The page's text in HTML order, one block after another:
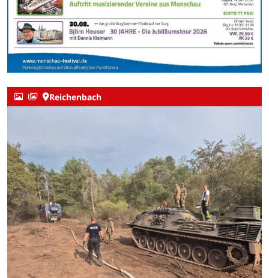
Reichenbach